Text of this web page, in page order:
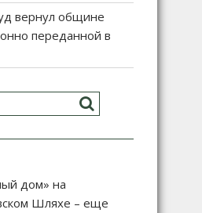
вернул общине
переданной в
дом» на
Шляхе – еще